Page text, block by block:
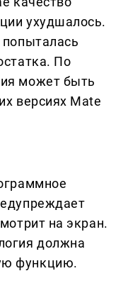
ухудшалось.
По
может быть
версиях Mate
на экран.
должна
функцию.